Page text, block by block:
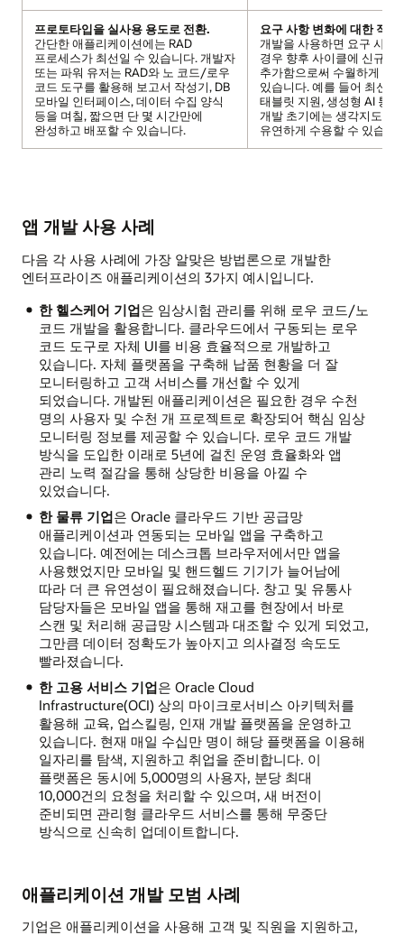
프로토타입을 실사용 용도로 전환.
간단한 애플리케이션에는 RAD
프로세스가 최선일 수 있습니다. 개발자
또는 파워 유저는 RAD와 노 코드/로우
코드 도구를 활용해 보고서 작성기, DB
모바일 인터페이스, 데이터 수집 양식
등을 며칠, 짧으면 단 몇 시간만에
완성하고 배포할 수 있습니다.
요구 사항 변화에 대한 적응
개발을 사용하면 요구 사항
경우 향후 사이클에 신규 기
추가함으로써 수월하게 대
있습니다. 예를 들어 최신
태블릿 지원, 생성형 AI 통
개발 초기에는 생각지도 못
유연하게 수용할 수 있습니
앱 개발 사용 사례
다음 각 사용 사례에 가장 알맞은 방법론으로 개발한
엔터프라이즈 애플리케이션의 3가지 예시입니다.
한 헬스케어 기업은 임상시험 관리를 위해 로우 코드/노
코드 개발을 활용합니다. 클라우드에서 구동되는 로우
코드 도구로 자체 UI를 비용 효율적으로 개발하고
있습니다. 자체 플랫폼을 구축해 납품 현황을 더 잘
모니터링하고 고객 서비스를 개선할 수 있게
되었습니다. 개발된 애플리케이션은 필요한 경우 수천
명의 사용자 및 수천 개 프로젝트로 확장되어 핵심 임상
모니터링 정보를 제공할 수 있습니다. 로우 코드 개발
방식을 도입한 이래로 5년에 걸친 운영 효율화와 앱
관리 노력 절감을 통해 상당한 비용을 아낄 수
있었습니다.
한 물류 기업은 Oracle 클라우드 기반 공급망
애플리케이션과 연동되는 모바일 앱을 구축하고
있습니다. 예전에는 데스크톱 브라우저에서만 앱을
사용했었지만 모바일 및 핸드헬드 기기가 늘어남에
따라 더 큰 유연성이 필요해졌습니다. 창고 및 유통사
담당자들은 모바일 앱을 통해 재고를 현장에서 바로
스캔 및 처리해 공급망 시스템과 대조할 수 있게 되었고,
그만큼 데이터 정확도가 높아지고 의사결정 속도도
빨라졌습니다.
한 고용 서비스 기업은 Oracle Cloud
Infrastructure(OCI) 상의 마이크로서비스 아키텍처를
활용해 교육, 업스킬링, 인재 개발 플랫폼을 운영하고
있습니다. 현재 매일 수십만 명이 해당 플랫폼을 이용해
일자리를 탐색, 지원하고 취업을 준비합니다. 이
플랫폼은 동시에 5,000명의 사용자, 분당 최대
10,000건의 요청을 처리할 수 있으며, 새 버전이
준비되면 관리형 클라우드 서비스를 통해 무중단
방식으로 신속히 업데이트합니다.
애플리케이션 개발 모범 사례
기업은 애플리케이션을 사용해 고객 및 직원을 지원하고,